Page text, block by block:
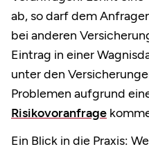
ab, so darf dem
bei anderen
Eintrag in einer
unter den
Problemen aufgrund
Risikovoranfrage
Ein Blick in die Praxis: